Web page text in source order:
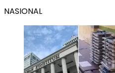
NASIONAL